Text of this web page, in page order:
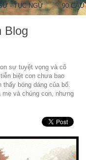
NGỮ 90 CÂU
Blog
sự tuyệt vọng và cô
biệt con chưa bao
bóng dáng của bố.
mẹ và chúng con, nhưng